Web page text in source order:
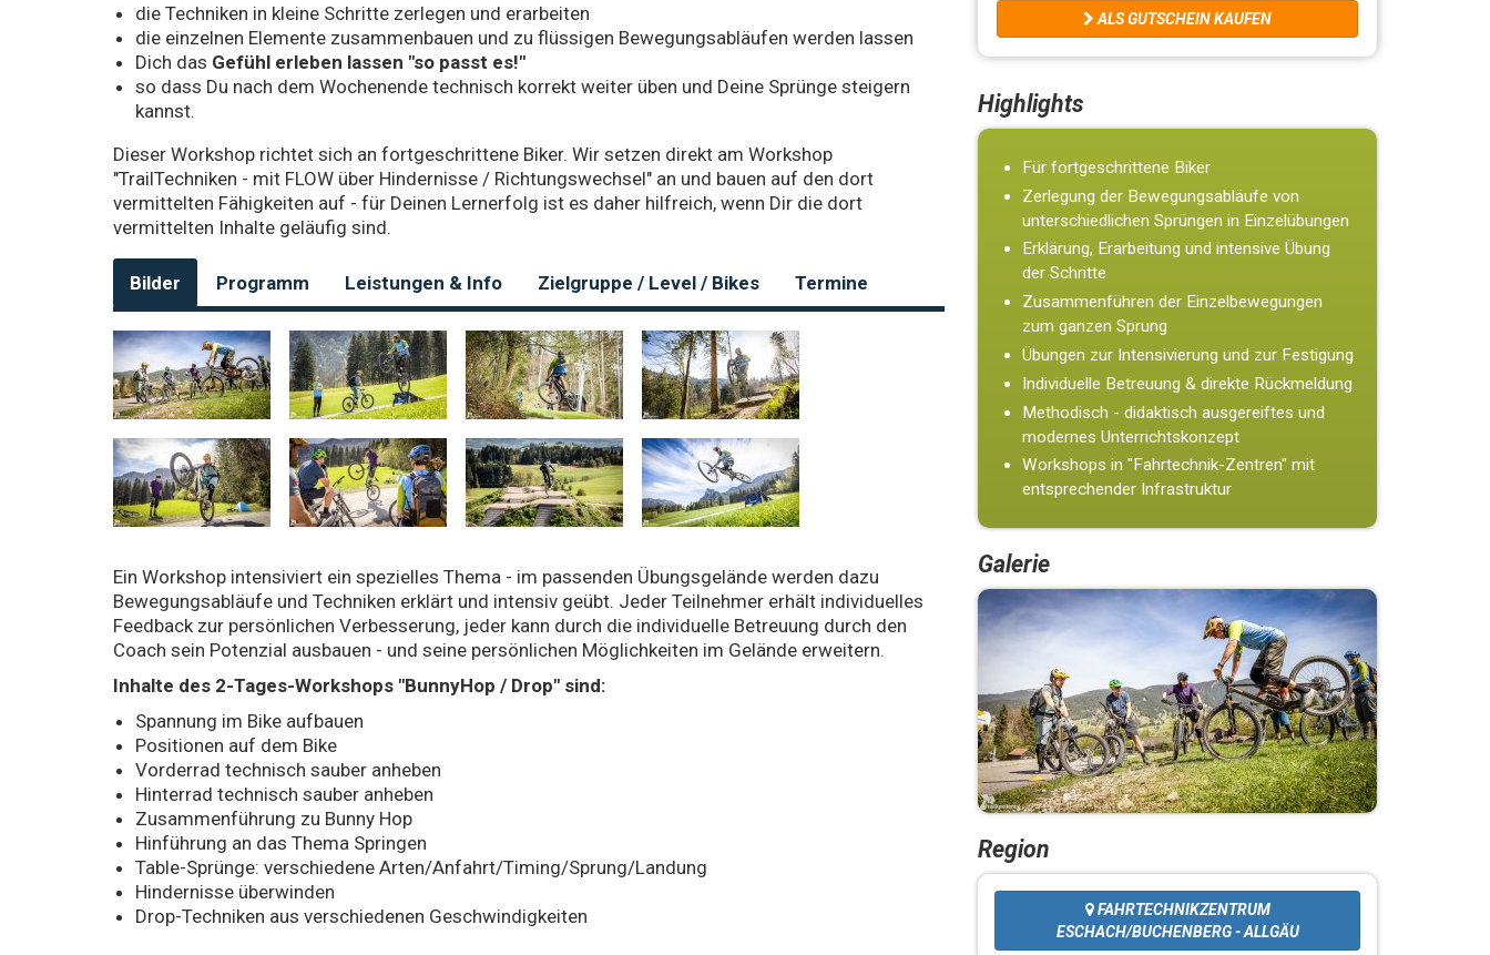
die Techniken in kleine Schritte zerlegen und erarbeiten
die einzelnen Elemente zusammenbauen und zu flüssigen Bewegungsabläufen werden lassen
Dich das Gefühl erleben lassen "so passt es!"
so dass Du nach dem Wochenende technisch korrekt weiter üben und Deine Sprünge steigern
kannst.
Dieser Workshop richtet sich an fortgeschrittene Biker. Wir setzen direkt am Workshop
"TrailTechniken - mit FLOW über Hindernisse / Richtungswechsel" an und bauen auf den dort
vermittelten Fähigkeiten auf - für Deinen Lernerfolg ist es daher hilfreich, wenn Dir die dort
vermittelten Inhalte geläufig sind.
Bilder Programm Leistungen & Info Zielgruppe / Level / Bikes Termine
Ein Workshop intensiviert ein spezielles Thema - im passenden Übungsgelände werden dazu
Bewegungsabläufe und Techniken erklärt und intensiv geübt. Jeder Teilnehmer erhält individuelles
Feedback zur persönlichen Verbesserung, jeder kann durch die individuelle Betreuung durch den
Coach sein Potenzial ausbauen - und seine persönlichen Möglichkeiten im Gelände erweitern.
Inhalte des 2-Tages-Workshops "BunnyHop / Drop" sind:
Spannung im Bike aufbauen
Positionen auf dem Bike
Vorderrad technisch sauber anheben
Hinterrad technisch sauber anheben
Zusammenführung zu Bunny Hop
Hinführung an das Thema Springen
Table-Sprünge: verschiedene Arten/Anfahrt/Timing/Sprung/Landung
Hindernisse überwinden
Drop-Techniken aus verschiedenen Geschwindigkeiten
ALS GUTSCHEIN KAUFEN
Highlights
Für fortgeschrittene Biker
Zerlegung der Bewegungsabläufe von
unterschiedlichen Sprüngen in Einzelübungen
Erklärung, Erarbeitung und intensive Übung
der Schritte
Zusammenführen der Einzelbewegungen
zum ganzen Sprung
Übungen zur Intensivierung und zur Festigung
Individuelle Betreuung & direkte Rückmeldung
Methodisch - didaktisch ausgereiftes und
modernes Unterrichtskonzept
Workshops in "Fahrtechnik-Zentren" mit
entsprechender Infrastruktur
Galerie
Region
FAHRTECHNIKZENTRUM
ESCHACH/BUCHENBERG - ALLGÄU